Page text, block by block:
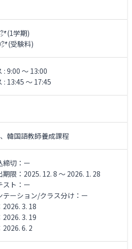
(1学期)
(受験料)
: 9:00 ～ 13:00
: 13:45 ～ 17:45
韓国語教師養成課程
締切：ー
期限：2025. 12. 8 ～ 2026. 1. 28
スト：ー
テーション/クラス分け：ー
2026. 3. 18
2026. 3. 19
2026. 6. 2